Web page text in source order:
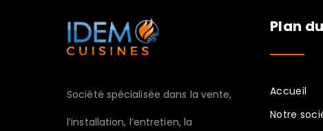
Société spécialisée dans la vente,
l’installation, l’entretien, la
Plan
Accueil
Notre